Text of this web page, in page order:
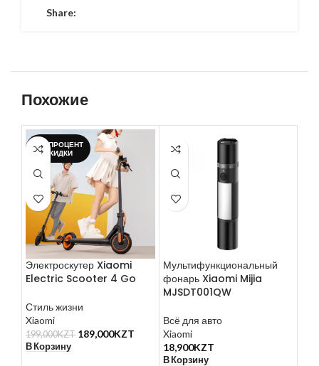
Share:
Похожие
-5%;ПРОЦЕНТ
СКИДКИ
Электроскутер Xiaomi
Electric Scooter 4 Go
Стиль жизни
Xiaomi
199,000KZT 189,000KZT
В Корзину
Мультифункциональный
фонарь Xiaomi Mijia
MJSDT001QW
Всё для авто
Xiaomi
18,900KZT
В Корзину